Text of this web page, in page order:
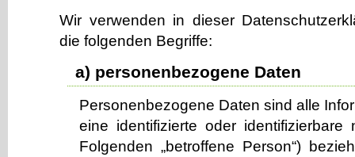
Wir verwenden in dieser
die folgenden Begriffe:
a) personenbezogene Daten
Personenbezogene Daten sind alle
eine identifizierte oder identifizierbare
Folgenden „betroffene Person“)